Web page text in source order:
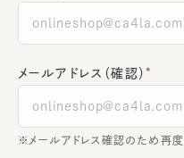
メールアドレス（確認）
※メールアドレス確認のため再度